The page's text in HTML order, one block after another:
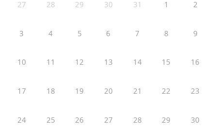
27 28 29 30 31 1 2
3 4 5 6 7 8 9
10 11 12 13 14 15 16
17 18 19 20 21 22 23
24 25 26 27 28 29 30